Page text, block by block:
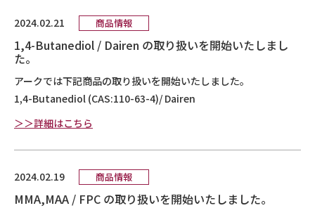
2024.02.21 商品情報
1,4-Butanediol / Dairen の取り扱いを開始いたしまし
た。
アークでは下記商品の取り扱いを開始いたしました。
1,4-Butanediol (CAS:110-63-4)/ Dairen
＞＞詳細はこちら
2024.02.19 商品情報
MMA,MAA / FPC の取り扱いを開始いたしました。